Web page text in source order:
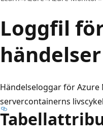
Loggfil
händelser
Händelseloggar för
servercontainerns